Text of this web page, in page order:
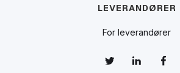
LEVERANDØRER
For leverandører